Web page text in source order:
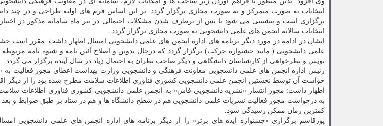
انتخابات به صورت متمرکز و به صورت مجازی برگزار گردد. بر این اساس فرم های اولیه طراحی و در چند
برگزاری است و پیشبینی می شود تا پس از برطرف شدن مشکلات احتمالی در تیر ماه سامانه مذکور در اختیار
انتخابات سالانه انجمن های علمی دانشجویی به صورت مجازی برگزار گردد.
ایشان در ادامه در مورد دیگر برنامه های اداره انجمن های علمی دانشجویی امسال اظهار داشت: مقرر است
علمی دانشجویی ( مانند جشنواره حرکت) برگزار گردد که درحال تدوین و اصلاح آئین نامه و شیوه نامه
نویس و نظرخواهی از کارشناسان دانشگاهی و دیگر صاحب نظران به احتمال زیاد در سال آینده برگزار می گردد.
رئیس اداره انجمن های علمی دانشجویی معاونت فرهنگی و دانشجویی وزارت بهداشت اعطای مجوز فعالیت به
خواست آن توسط نخستین انجمن علمی دانشجویی کشوری فناوری اطلاعات سلامت مطرح شده بود را از دیگر
اظهار داشت: مجوز انتشار «نشریه دانشجویی فاس» به انجمن علمی دانشجویی کشوری فناوری اطلاعات
به درخواست مجوز فعالیت نشریات علمی دانشجویی هم در سطح دانشگاه ها و هم در ستاد بر طبق ضوابط و
کمترین زمان ممکن رسیدگی شود.
پورقاسم برگزاری «جشنواره ایده های برتر» را از دیگر برنامه های اداره انجمن های علمی دانشجویی